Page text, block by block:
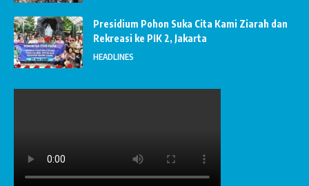
Presidium Pohon Suka Cita Kami Ziarah dan
Rekreasi ke PIK 2, Jakarta
HEADLINES